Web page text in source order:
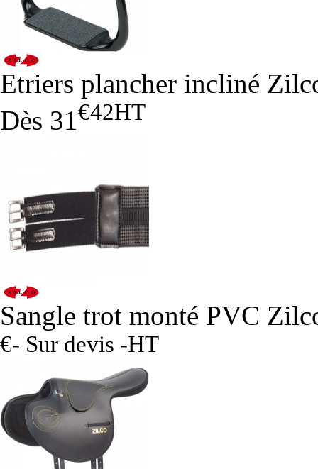
Etriers plancher incliné
Dès 31€42HT
Sangle trot monté PVC
€- Sur devis -HT